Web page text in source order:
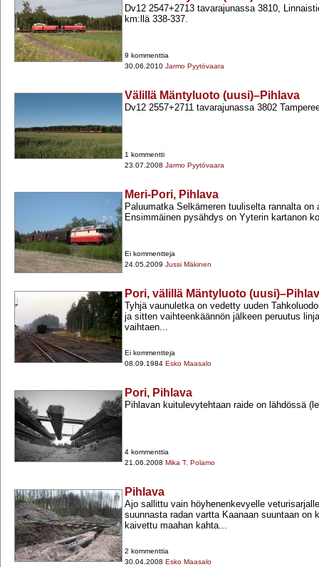
Dv12 2547+​2713 tavarajunassa 3810,
km:llä 338-​337.
9 kommenttia
30.06.2010 Jarmo Pyytövaara
Välillä Mäntyluoto (uusi)–Pihlava
Dv12 2557+​2711 tavarajunassa 3802
1 kommentti
23.07.2008 Jarmo Pyytövaara
Meri-Pori, Pihlava
Paluumatka Selkämeren tuuliselta rannalta on
Ensimmäinen pysähdys on Yyterin kartanon
Ei kommentteja
24.05.2009 Jussi Mäkinen
Pori, välillä Mäntyluoto
Tyhjä vaunuletka on vedetty uuden
ja sitten vaihteenkäännön jälkeen peruutus
vaihtaen...
Ei kommentteja
08.09.1984 Esko Maasalo
Pori, Pihlava
Pihlavan kuitulevytehtaan raide on lähdössä
4 kommenttia
21.06.2008 Mika T. Polamo
Pihlava
Ajo sallittu vain höyhenenkevyelle
suunnasta radan vartta Kaanaan suuntaan on
kaivettu maahan kahta...
2 kommenttia
30.04.2008 Esko Maasalo